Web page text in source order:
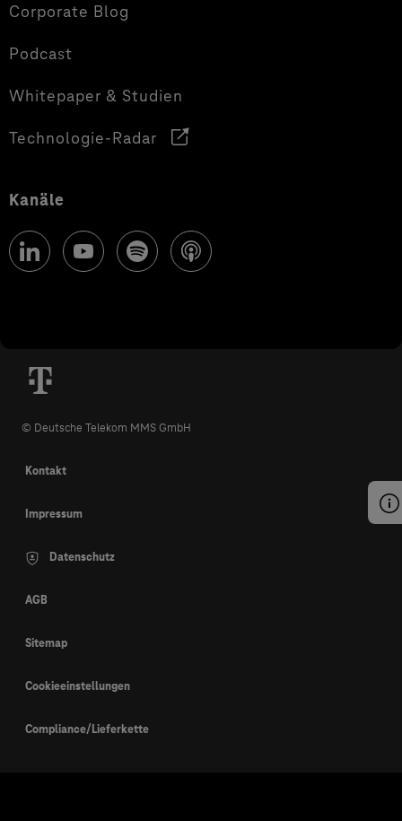
Corporate Blog
Podcast
Whitepaper & Studien
Technologie-Radar
Kanäle
© Deutsche Telekom MMS GmbH
Kontakt
Impressum
Datenschutz
AGB
Sitemap
Cookieeinstellungen
Compliance/Lieferkette